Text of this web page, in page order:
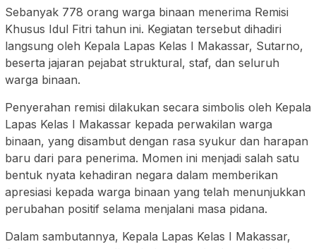
Sebanyak 778 orang warga binaan menerima Remisi
Khusus Idul Fitri tahun ini. Kegiatan tersebut dihadiri
langsung oleh Kepala Lapas Kelas I Makassar, Sutarno,
beserta jajaran pejabat struktural, staf, dan seluruh
warga binaan.
Penyerahan remisi dilakukan secara simbolis oleh Kepala
Lapas Kelas I Makassar kepada perwakilan warga
binaan, yang disambut dengan rasa syukur dan harapan
baru dari para penerima. Momen ini menjadi salah satu
bentuk nyata kehadiran negara dalam memberikan
apresiasi kepada warga binaan yang telah menunjukkan
perubahan positif selama menjalani masa pidana.
Dalam sambutannya, Kepala Lapas Kelas I Makassar,